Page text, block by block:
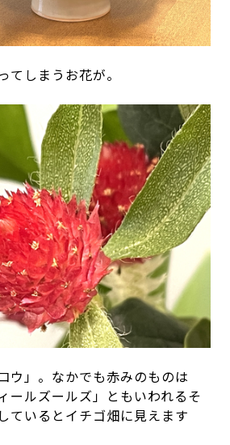
しまうお花が。
ウ」。なかでも赤みのものは
ールズールズ」ともいわれるそ
ているとイチゴ畑に見えます